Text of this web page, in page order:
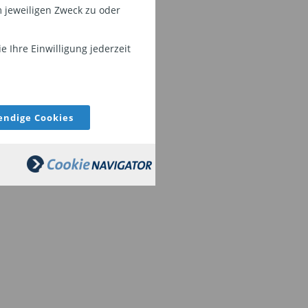
Zweck zu oder
Ihre Einwilligung jederzeit
Cookies